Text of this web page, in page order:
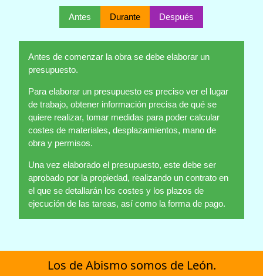
Antes Durante Después
Antes de comenzar la obra se debe elaborar un
presupuesto.
Para elaborar un presupuesto es preciso ver el lugar
de trabajo, obtener información precisa de qué se
quiere realizar, tomar medidas para poder calcular
costes de materiales, desplazamientos, mano de
obra y permisos.
Una vez elaborado el presupuesto, este debe ser
aprobado por la propiedad, realizando un contrato en
el que se detallarán los costes y los plazos de
ejecución de las tareas, así como la forma de pago.
Los de Abismo somos de León.